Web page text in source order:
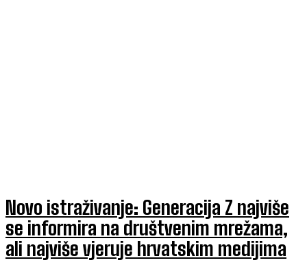
Novo istraživanje: Generacija Z najviše
se informira na društvenim mrežama,
ali najviše vjeruje hrvatskim medijima